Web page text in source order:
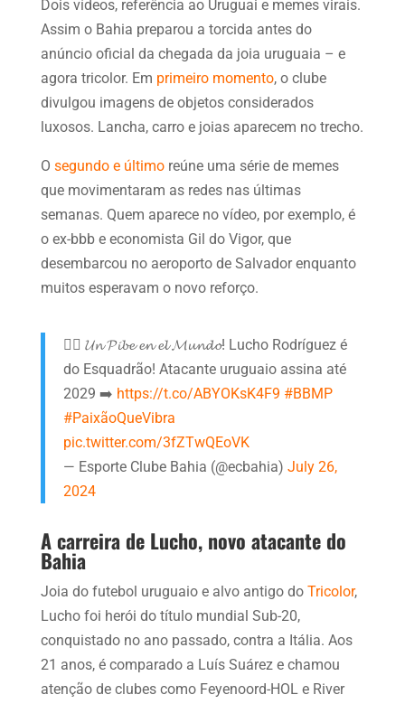
Dois vídeos, referência ao Uruguai e memes virais.
Assim o Bahia preparou a torcida antes do
anúncio oficial da chegada da joia uruguaia – e
agora tricolor. Em primeiro momento, o clube
divulgou imagens de objetos considerados
luxosos. Lancha, carro e joias aparecem no trecho.
O segundo e últimoreúne uma série de memes
que movimentaram as redes nas últimas
semanas. Quem aparece no vídeo, por exemplo, é
o ex-bbb e economista Gil do Vigor, que
desembarcou no aeroporto de Salvador enquanto
muitos esperavam o novo reforço.
✍🏽 𝓤𝓷 𝓟𝓲𝓫𝓮 𝓮𝓷 𝓮𝓵 𝓜𝓾𝓷𝓭𝓸! Lucho Rodríguez é
do Esquadrão! Atacante uruguaio assina até
2029 ➡️ https://t.co/ABYOKsK4F9 #BBMP
#PaixãoQueVibra
pic.twitter.com/3fZTwQEoVK
— Esporte Clube Bahia (@ecbahia) July 26,
2024
A carreira de Lucho, novo atacante do
Bahia
Joia do futebol uruguaio e alvo antigo do Tricolor,
Lucho foi herói do título mundial Sub-20,
conquistado no ano passado, contra a Itália. Aos
21 anos, é comparado a Luís Suárez e chamou
atenção de clubes como Feyenoord-HOL e River